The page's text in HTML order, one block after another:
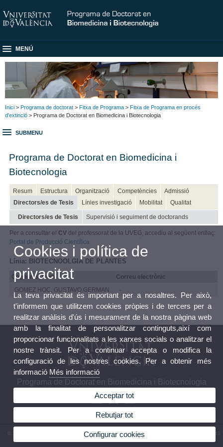
MENÚ
Inici > Programa de doctorat > Fitxa de Programa > Fitxa de Programa en procés
d'extinció > Programa de Doctorat en Biomedicina i Biotecnologia
SUBMENU
Programa de Doctorat en Biomedicina i
Biotecnologia
Resum Estructura Organització Competències
Admissió
Directors/es de Tesis
Línies investigació Mobilitat Qualitat
Directors/es de Tesis Supervisió i seguiment de doctorands
Per a consultar el CV del professorat de la UVEG, accediu al següent enllaç:
Portal de Producció Científica
Línia: BIOTECNOOLGIA DE PLANTES
Cognoms, Nom
Correu electrònic
GOMEZ HOC, GUSTAVO GERMAN
-
Programa de Doctorat en Biomedicina i Biotecnologia
© 2026 UV. - Av. Vicent Andrés Estellés, 19. 46100 Burjassot. Espanya. Tel. (+34) 96 354 43
Cookies i política de
privacitat
La teva privacitat és important per a nosaltres. Per això,
t'informem que utilitzem cookies pròpies i de tercers per a
realitzar anàlisis d'ús i mesurament de la nostra pàgina web
amb la finalitat de personalitzar continguts,així com
proporcionar funcionalitats a les xarxes socials o analitzar el
nostre trànsit. Per a continuar accepta o modifica la
configuració de les nostres cookies. Per a obtenir més
informació Més informació
Acceptar tot
Rebutjar tot
Configurar cookies